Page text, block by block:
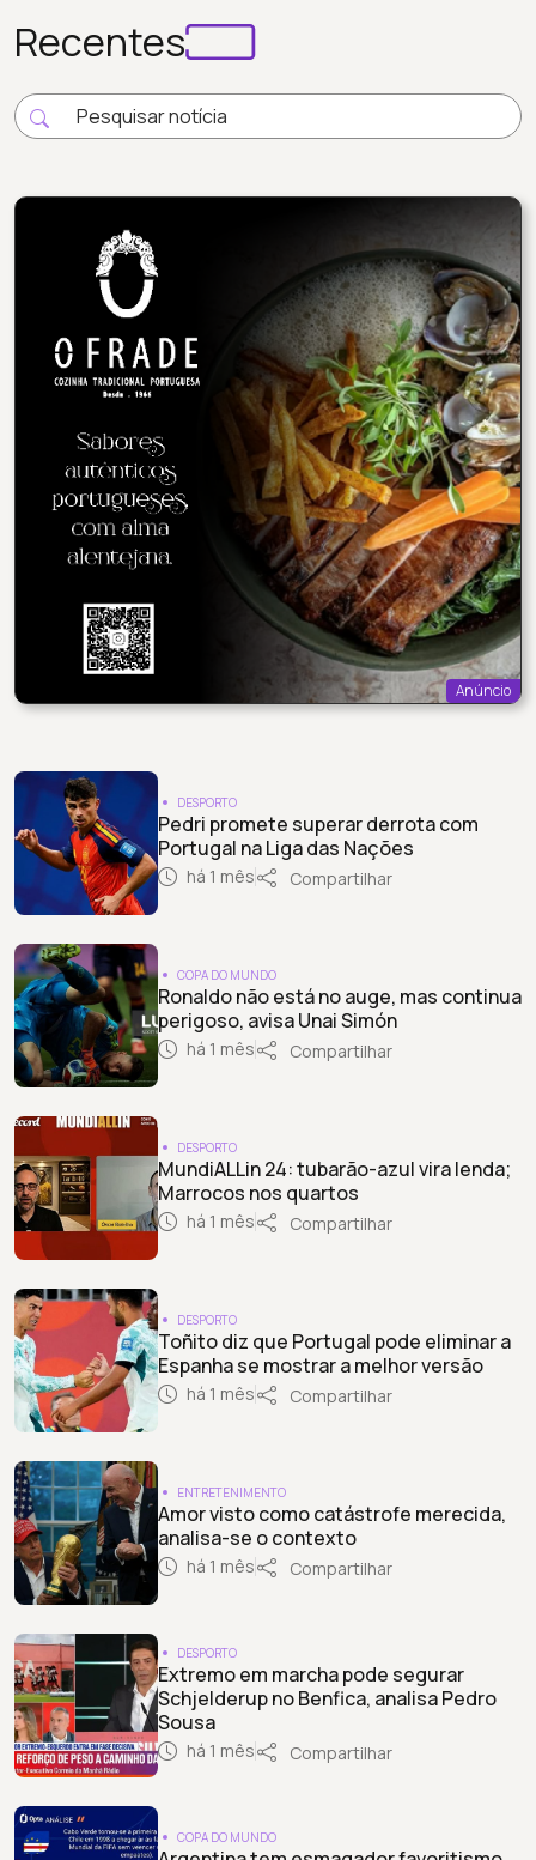
Recentes
Anúncio
DESPORTO
Pedri promete superar derrota com
Portugal na Liga das Nações
há 1 mês Compartilhar
COPA DO MUNDO
Ronaldo não está no auge, mas continua
perigoso, avisa Unai Simón
há 1 mês Compartilhar
DESPORTO
MundiALLin 24: tubarão-azul vira lenda;
Marrocos nos quartos
há 1 mês Compartilhar
DESPORTO
Toñito diz que Portugal pode eliminar a
Espanha se mostrar a melhor versão
há 1 mês Compartilhar
ENTRETENIMENTO
Amor visto como catástrofe merecida,
analisa-se o contexto
há 1 mês Compartilhar
DESPORTO
Extremo em marcha pode segurar
Schjelderup no Benfica, analisa Pedro
Sousa
há 1 mês Compartilhar
COPA DO MUNDO